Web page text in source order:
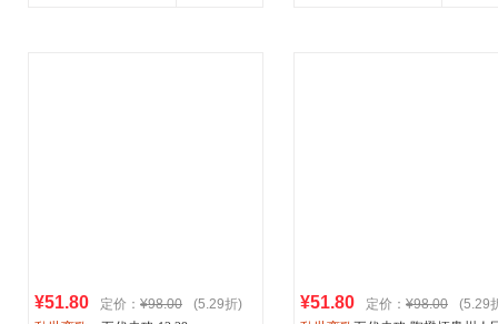
¥51.80 定价： ¥98.00
(5.29折)
¥51.80 定价： ¥98.00
(5.29